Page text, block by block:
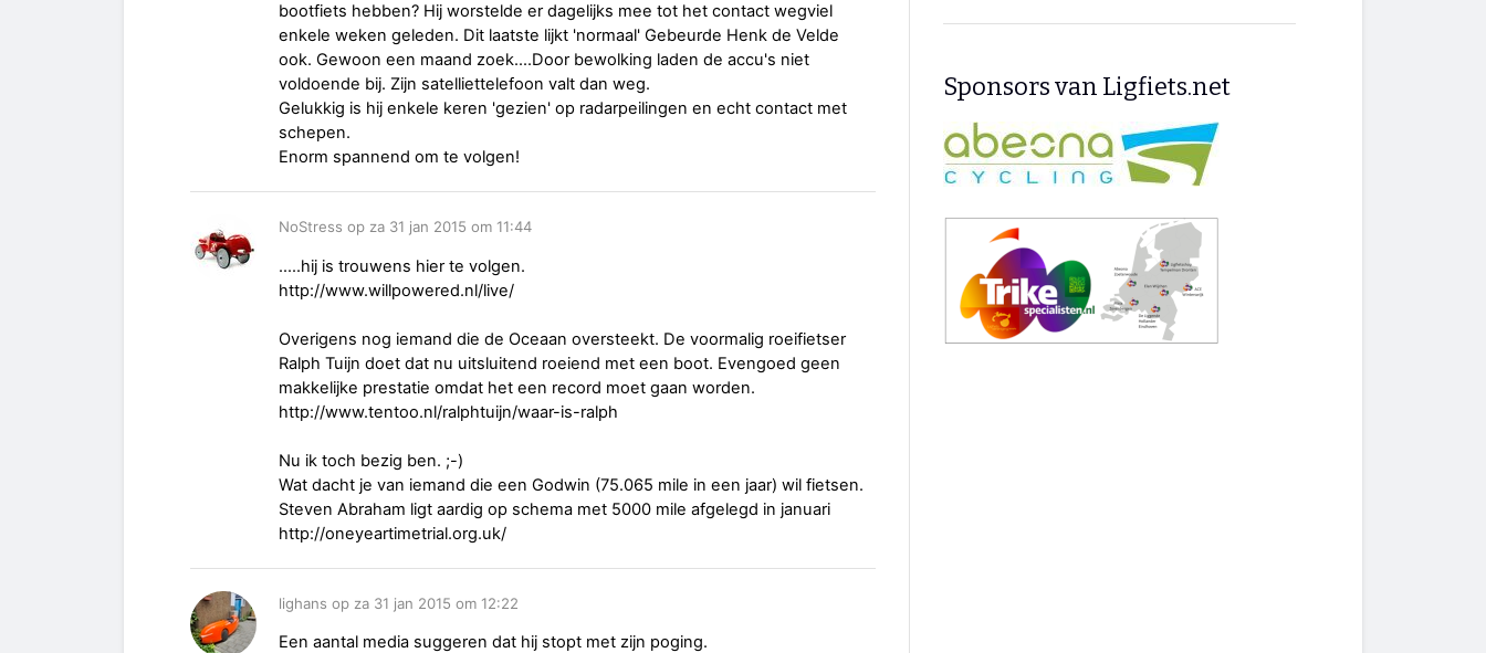
bootfiets hebben? Hij worstelde er dagelijks mee tot het contact wegviel
enkele weken geleden. Dit laatste lijkt 'normaal' Gebeurde Henk de Velde
ook. Gewoon een maand zoek....Door bewolking laden de accu's niet
voldoende bij. Zijn satelliettelefoon valt dan weg.
Gelukkig is hij enkele keren 'gezien' op radarpeilingen en echt contact met
schepen.
Enorm spannend om te volgen!
NoStress op za 31 jan 2015 om 11:44
.....hij is trouwens hier te volgen.
http://www.willpowered.nl/live/
Overigens nog iemand die de Oceaan oversteekt. De voormalig roeifietser
Ralph Tuijn doet dat nu uitsluitend roeiend met een boot. Evengoed geen
makkelijke prestatie omdat het een record moet gaan worden.
http://www.tentoo.nl/ralphtuijn/waar-is-ralph
Nu ik toch bezig ben. ;-)
Wat dacht je van iemand die een Godwin (75.065 mile in een jaar) wil fietsen.
Steven Abraham ligt aardig op schema met 5000 mile afgelegd in januari
http://oneyeartimetrial.org.uk/
lighans op za 31 jan 2015 om 12:22
Een aantal media suggeren dat hij stopt met zijn poging.
Sponsors van Ligfiets.net